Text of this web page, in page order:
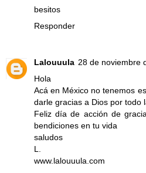
besitos
Responder
Lalouuula 28 de noviembre
Hola
Acá en México no tenemos
darle gracias a Dios por todo
Feliz día de acción de
bendiciones en tu vida
saludos
L.
www.lalouuula.com